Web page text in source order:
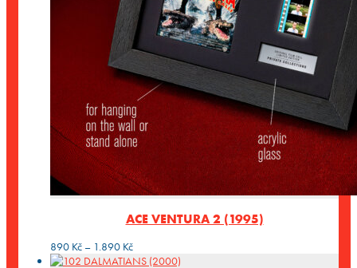
ACE VENTURA 2 (1995)
890 Kč – 1.890 KčRozpětí
cen: